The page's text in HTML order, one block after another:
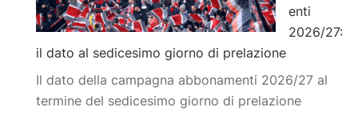
enti
2026/27:
il dato al sedicesimo giorno di prelazione
Il dato della campagna abbonamenti 2026/27 al
termine del sedicesimo giorno di prelazione